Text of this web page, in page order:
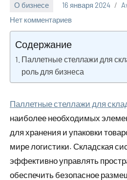
О бизнесе 16 января 2024
Нет комментариев
Содержание
Паллетные стеллажи для
роль для бизнеса
Паллетные стеллажи для
наиболее необходимых
для хранения и упаковки
мире логистики. Складская
эффективно управлять
обеспечить безопасное